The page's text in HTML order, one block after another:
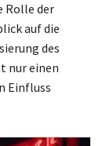
Rolle der
auf die
des
nur einen
Einfluss